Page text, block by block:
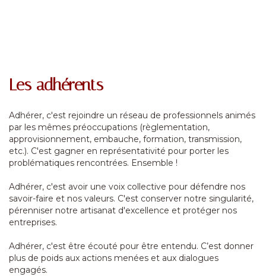
Les adhérents
Adhérer, c'est rejoindre un réseau de professionnels animés
par les mêmes préoccupations (règlementation,
approvisionnement, embauche, formation, transmission,
etc.). C'est gagner en représentativité pour porter les
problématiques rencontrées. Ensemble !
Adhérer, c'est avoir une voix collective pour défendre nos
savoir-faire et nos valeurs. C'est conserver notre singularité,
pérenniser notre artisanat d'excellence et protéger nos
entreprises.
Adhérer, c'est être écouté pour être entendu. C’est donner
plus de poids aux actions menées et aux dialogues
engagés.